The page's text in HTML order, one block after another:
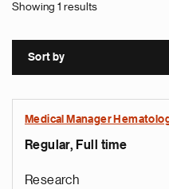
Showing 1 results
Sort by
Medical Manager
Regular, Full time
Research